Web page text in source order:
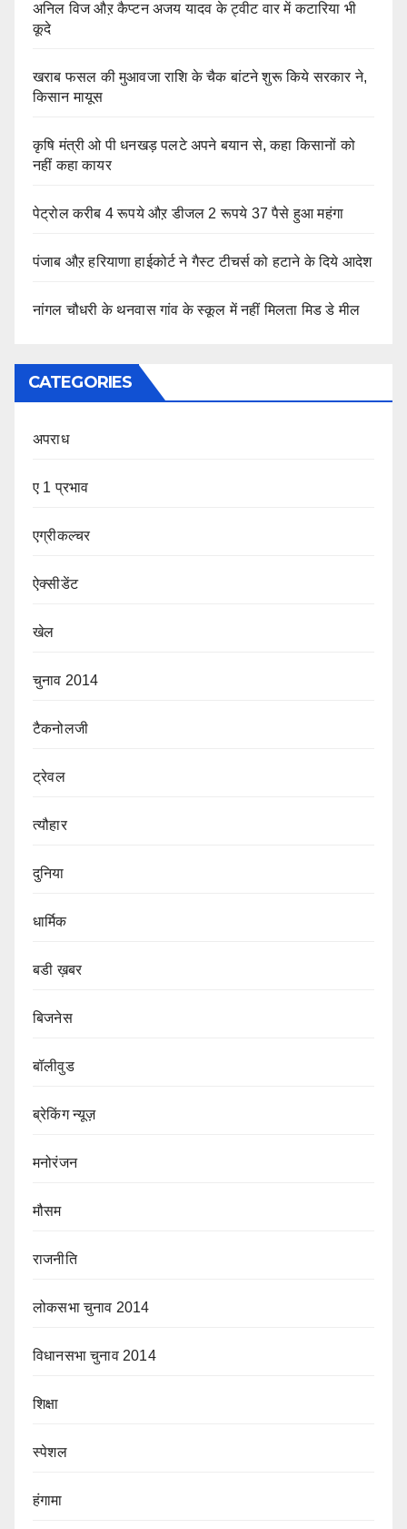
अनिल विज औऱ कैप्टन अजय यादव के ट्वीट वार में कटारिया भी
कूदे
खराब फसल की मुआवजा राशि के चैक बांटने शुरू किये सरकार ने,
किसान मायूस
कृषि मंत्री ओ पी धनखड़ पलटे अपने बयान से, कहा किसानों को
नहीं कहा कायर
पेट्रोल करीब 4 रूपये औऱ डीजल 2 रूपये 37 पैसे हुआ महंगा
पंजाब औऱ हरियाणा हाईकोर्ट ने गैस्ट टीचर्स को हटाने के दिये आदेश
नांगल चौधरी के थनवास गांव के स्कूल में नहीं मिलता मिड डे मील
CATEGORIES
अपराध
ए 1 प्रभाव
एग्रीकल्चर
ऐक्सीडेंट
खेल
चुनाव 2014
टैकनोलजी
ट्रेवल
त्यौहार
दुनिया
धार्मिक
बडी ख़बर
बिजनेस
बॉलीवुड
ब्रेकिंग न्यूज़
मनोरंजन
मौसम
राजनीति
लोकसभा चुनाव 2014
विधानसभा चुनाव 2014
शिक्षा
स्पेशल
हंगामा